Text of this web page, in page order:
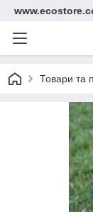
Товари та